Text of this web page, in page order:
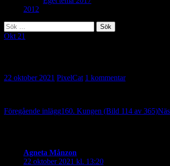
2012
Sök
efter:
Okt 21
22 oktober 2021 PixelCat 1 kommentar
Inläggsnavigering
Föregående inlägg160. Kungen (Bild 114 av 365)
Agneta Månzon
22 oktober 2021 kl. 13:20